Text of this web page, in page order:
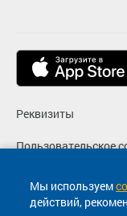
Мы используем
действий,
Реквизиты
Пользовательское
Политика
Согласие на